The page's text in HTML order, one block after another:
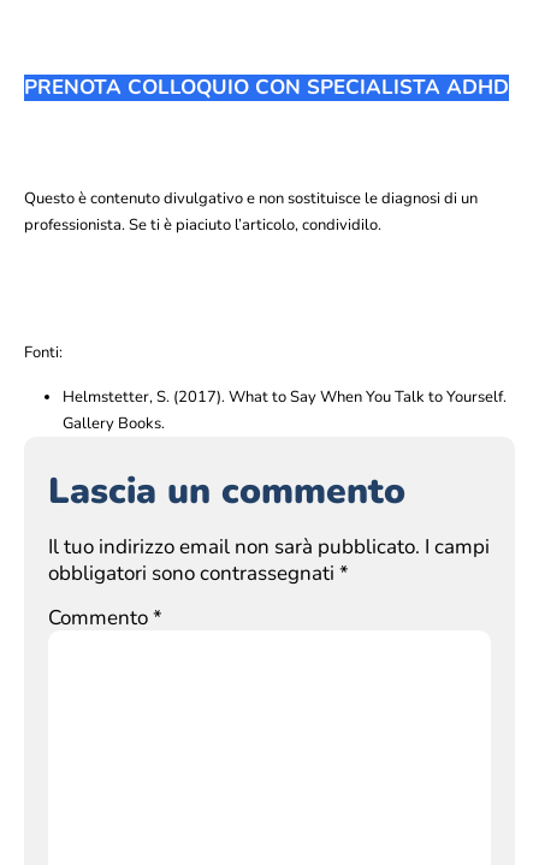
PRENOTA COLLOQUIO CON SPECIALISTA ADHD
Questo è contenuto divulgativo e non sostituisce le diagnosi di un
professionista. Se ti è piaciuto l’articolo, condividilo.
Fonti:
Helmstetter, S. (2017). What to Say When You Talk to Yourself.
Gallery Books.
Lascia un commento
Il tuo indirizzo email non sarà pubblicato. I campi
obbligatori sono contrassegnati *
Commento*